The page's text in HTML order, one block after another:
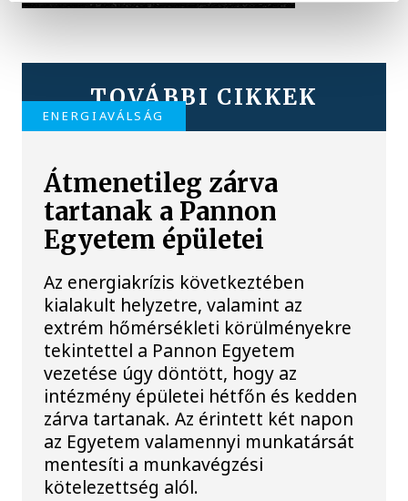
TOVÁBBI CIKKEK
ENERGIAVÁLSÁG
Átmenetileg zárva
tartanak a Pannon
Egyetem épületei
Az energiakrízis következtében
kialakult helyzetre, valamint az
extrém hőmérsékleti körülményekre
tekintettel a Pannon Egyetem
vezetése úgy döntött, hogy az
intézmény épületei hétfőn és kedden
zárva tartanak. Az érintett két napon
az Egyetem valamennyi munkatársát
mentesíti a munkavégzési
kötelezettség alól.